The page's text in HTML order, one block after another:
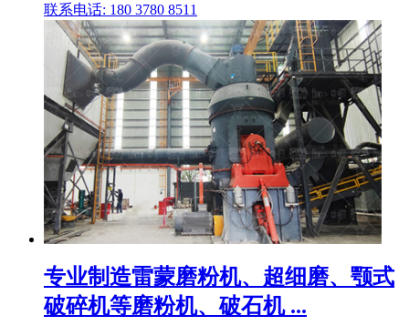
联系电话: 180 3780 8511
专业制造雷蒙磨粉机、超细磨、颚式
破碎机等磨粉机、破石机 ...